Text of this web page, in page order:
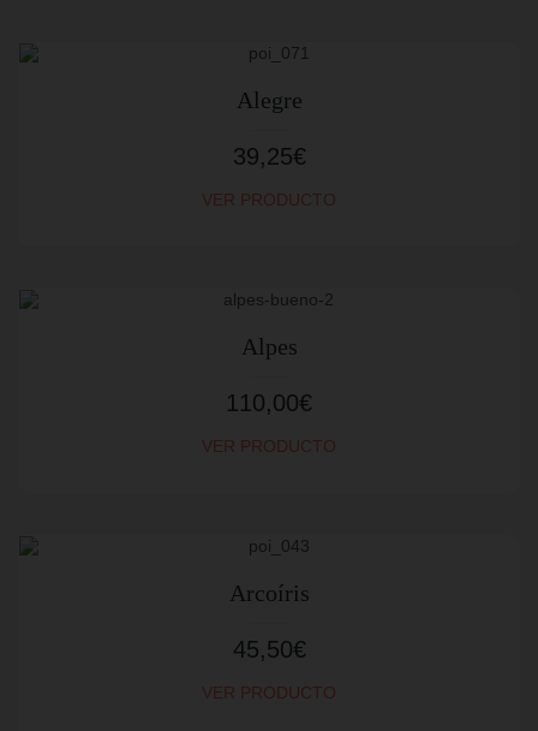
Alegre
39,25€
VER PRODUCTO
Alpes
110,00€
VER PRODUCTO
Arcoíris
45,50€
VER PRODUCTO